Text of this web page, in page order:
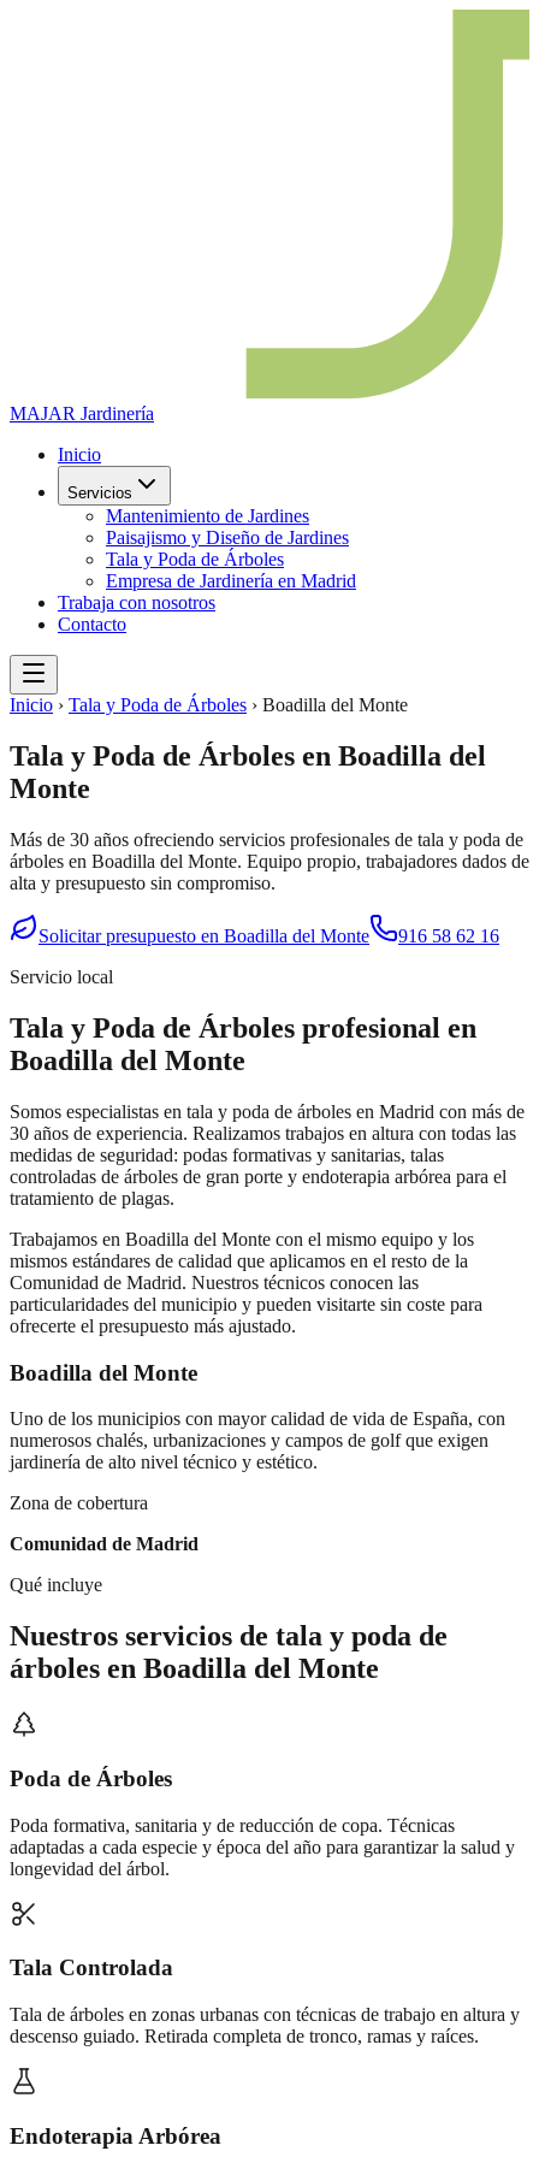
MAJAR Jardinería
Inicio
Servicios
Mantenimiento de Jardines
Paisajismo y Diseño de Jardines
Tala y Poda de Árboles
Empresa de Jardinería en Madrid
Trabaja con nosotros
Contacto
Inicio › Tala y Poda de Árboles › Boadilla del Monte
Tala y Poda de Árboles en Boadilla del
Monte
Más de 30 años ofreciendo servicios profesionales de tala y poda de
árboles en Boadilla del Monte. Equipo propio, trabajadores dados de
alta y presupuesto sin compromiso.
Solicitar presupuesto en Boadilla del Monte
916 58 62 16
Servicio local
Tala y Poda de Árboles profesional en
Boadilla del Monte
Somos especialistas en tala y poda de árboles en Madrid con más de
30 años de experiencia. Realizamos trabajos en altura con todas las
medidas de seguridad: podas formativas y sanitarias, talas
controladas de árboles de gran porte y endoterapia arbórea para el
tratamiento de plagas.
Trabajamos en Boadilla del Monte con el mismo equipo y los
mismos estándares de calidad que aplicamos en el resto de la
Comunidad de Madrid. Nuestros técnicos conocen las
particularidades del municipio y pueden visitarte sin coste para
ofrecerte el presupuesto más ajustado.
Boadilla del Monte
Uno de los municipios con mayor calidad de vida de España, con
numerosos chalés, urbanizaciones y campos de golf que exigen
jardinería de alto nivel técnico y estético.
Zona de cobertura
Comunidad de Madrid
Qué incluye
Nuestros servicios de tala y poda de
árboles en Boadilla del Monte
Poda de Árboles
Poda formativa, sanitaria y de reducción de copa. Técnicas
adaptadas a cada especie y época del año para garantizar la salud y
longevidad del árbol.
Tala Controlada
Tala de árboles en zonas urbanas con técnicas de trabajo en altura y
descenso guiado. Retirada completa de tronco, ramas y raíces.
Endoterapia Arbórea